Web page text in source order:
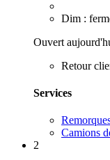
Dim :
Ouvert
Retour
Services
Camions
2